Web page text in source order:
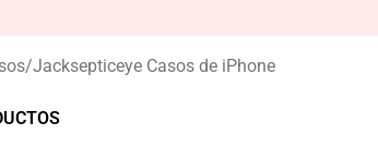
/Jacksepticeye Casos de iPhone